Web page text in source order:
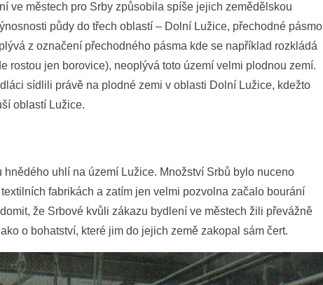
ve městech pro Srby způsobila spíše jejich zemědělskou
půdy do třech oblastí – Dolní Lužice, přechodné pásmo
z označení přechodného pásma kde se například rozkládá
rostou jen borovice), neoplývá toto území velmi plodnou zemí.
sídlili právě na plodné zemi v oblasti Dolní Lužice, kdežto
oblastí Lužice.
uhlí na území Lužice. Množství Srbů bylo nuceno
fabrikách a zatím jen velmi pozvolna začalo bourání
že Srbové kvůli zákazu bydlení ve městech žili převážně
o bohatství, které jim do jejich země zakopal sám čert.